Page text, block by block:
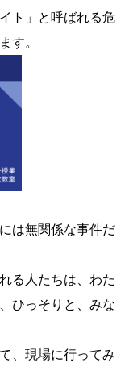
ト」と呼ばれる危
す。
は無関係な事件だ
る人たちは、わた
ひっそりと、みな
、現場に行ってみ